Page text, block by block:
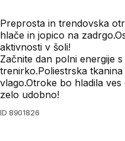
Preprosta in trendovska
hlače in jopico na
aktivnosti v šoli!
Začnite dan polni energije
trenirko.Poliestrska
vlago.Otroke bo hladila
zelo udobno!
ID 8901826